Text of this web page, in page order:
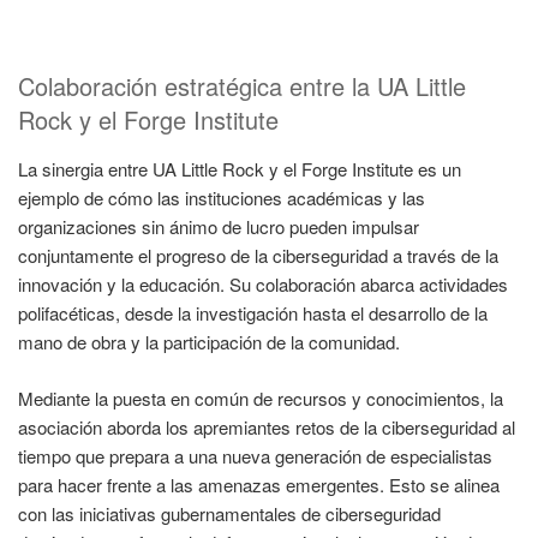
Colaboración estratégica entre la UA Little
Rock y el Forge Institute
La sinergia entre UA Little Rock y el Forge Institute es un
ejemplo de cómo las instituciones académicas y las
organizaciones sin ánimo de lucro pueden impulsar
conjuntamente el progreso de la ciberseguridad a través de la
innovación y la educación. Su colaboración abarca actividades
polifacéticas, desde la investigación hasta el desarrollo de la
mano de obra y la participación de la comunidad.
Mediante la puesta en común de recursos y conocimientos, la
asociación aborda los apremiantes retos de la ciberseguridad al
tiempo que prepara a una nueva generación de especialistas
para hacer frente a las amenazas emergentes. Esto se alinea
con las iniciativas gubernamentales de ciberseguridad